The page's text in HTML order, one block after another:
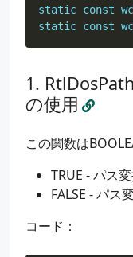
static const
static const
の使用
この関数は
TRUE - パス
FALSE - パス
コード：